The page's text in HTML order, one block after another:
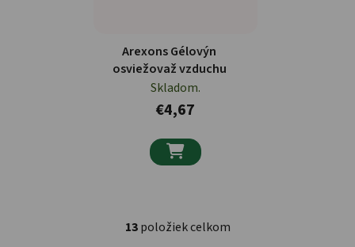
Arexons Gélovýn
osviežovaž vzduchu
Skladom.
€4,67

Ovládacie prvky výpisu
13položiek celkom